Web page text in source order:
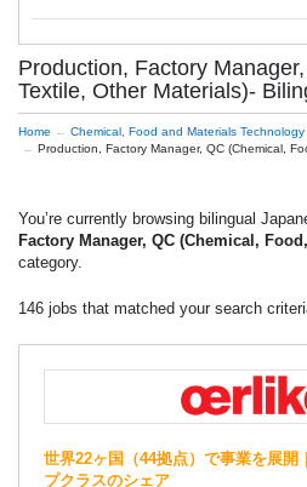
Production, Factory
Textile, Other Materials)-
Home
Chemical, Food and Materials Technology
Production, Factory Manager, QC (Chemical,
You’re currently browsing bilingual
Factory Manager, QC (Chemical,
category.
146 jobs that matched your search
世界22ヶ国（44拠点）で事業を展開
プクラスのシェア